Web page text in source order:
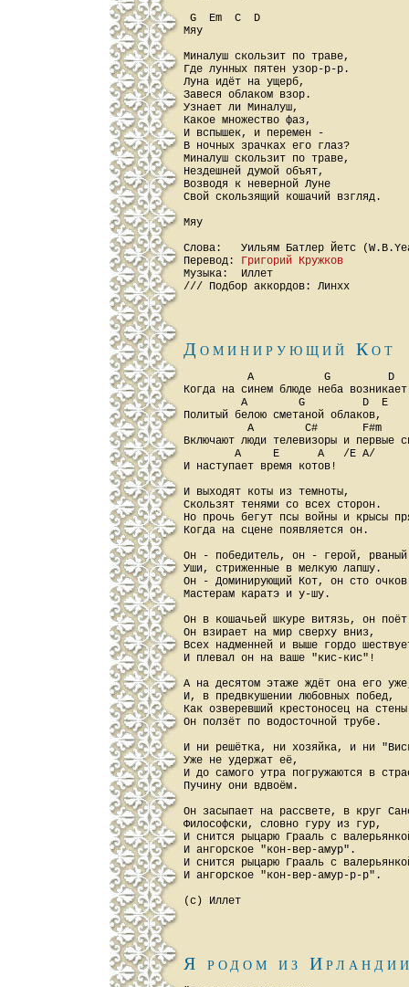
G  Em  C  D
Мяу
Миналуш скользит по траве,
Где лунных пятен узор-р-р.
Луна идёт на ущерб,
Завеся облаком взор.
Узнает ли Миналуш,
Какое множество фаз,
И вспышек, и перемен -
В ночных зрачках его глаз?
Миналуш скользит по траве,
Нездешней думой объят,
Возводя к неверной Луне
Свой скользящий кошачий взгляд.
Мяу
Слова:   Уильям Батлер Йетс
Перевод: Григорий Кружков
Музыка:  Иллет
Доминирующий Кот
A           G         D
Когда на синем блюде неба
         A        G         D  E
Политый белою сметаной облаков,
A        C#       F#m
Включают люди телевизоры и первые
        A     E      A   /E A/
И наступает время котов!
И выходят коты из темноты,
Скользят тенями со всех сторон.
Но прочь бегут псы войны и крысы
Когда на сцене появляется он.
Он - победитель, он - герой,
Уши, стриженные в мелкую лапшу.
Он - Доминирующий Кот, он сто очков
Мастерам каратэ и у-шу.
Он в кошачьей шкуре витязь, он
Он взирает на мир сверху вниз,
Всех надменней и выше гордо
И плевал он на ваше "кис-кис"!
А на десятом этаже ждёт она его
И, в предвкушении любовных побед,
Как озверевший крестоносец на
Он ползёт по водосточной трубе.
И ни решётка, ни хозяйка, и ни
Уже не удержат её,
И до самого утра погружаются в
Пучину они вдвоём.
Он засыпает на рассвете, в круг
Философски, словно гуру из гур,
И снится рыцарю Грааль с
И ангорское "кон-вер-амур".
И снится рыцарю Грааль с
И ангорское "кон-вер-амур-р-р".
Я родом из